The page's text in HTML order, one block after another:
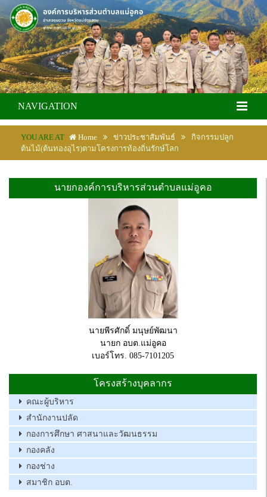
NAVIGATION
YOU ARE AT Home ข่าวประชาสัมพันธ์
กิจกรรมปลูก
ต้นไม้(ต้นทองอุไร)ตามโครงการท้องถิ่นรักษ์โลก
นายกองค์การบริหารส่วนตำบลแม่อูคอ
นายพีรศักดิ์ มนุษย์พัฒนา
นายก อบต.แม่อูคอ
เบอร์โทร. 085-7101205
โครงสร้างบุคลากร
คณะผู้บริหาร
สำนักงานปลัด
กองการศึกษา ศาสนาและวัฒนธรรม
กองคลัง
กองช่าง
สมาชิก อบต.